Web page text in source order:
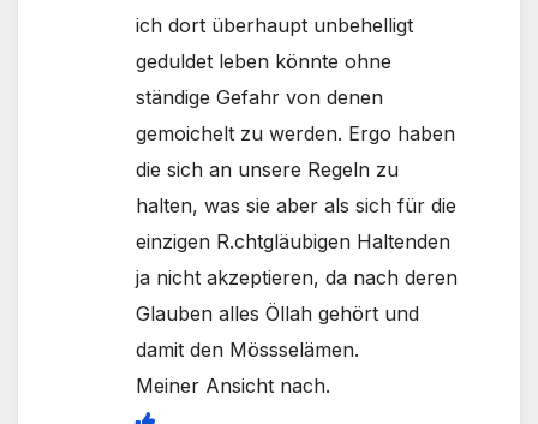
ich dort überhaupt unbehelligt
geduldet leben könnte ohne
ständige Gefahr von denen
gemoichelt zu werden. Ergo haben
die sich an unsere Regeln zu
halten, was sie aber als sich für die
einzigen R.chtgläubigen Haltenden
ja nicht akzeptieren, da nach deren
Glauben alles Öllah gehört und
damit den Mössselämen.
Meiner Ansicht nach.